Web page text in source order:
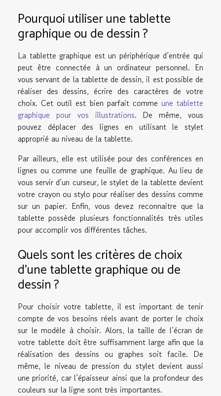
Pourquoi utiliser une tablette
graphique ou de dessin ?
La tablette graphique est un périphérique d’entrée qui
peut être connectée à un ordinateur personnel. En
vous servant de la tablette de dessin, il est possible de
réaliser des dessins, écrire des caractères de votre
choix. Cet outil est bien parfait comme une tablette
graphique pour vos illustrations. De même, vous
pouvez déplacer des lignes en utilisant le stylet
approprié au niveau de la tablette.
Par ailleurs, elle est utilisée pour des conférences en
lignes ou comme une feuille de graphique. Au lieu de
vous servir d’un curseur, le stylet de la tablette devient
votre crayon ou stylo pour réaliser des dessins comme
sur un papier. Enfin, vous devez reconnaitre que la
tablette possède plusieurs fonctionnalités très utiles
pour accomplir vos différentes tâches.
Quels sont les critères de choix
d’une tablette graphique ou de
dessin ?
Pour choisir votre tablette, il est important de tenir
compte de vos besoins réels avant de porter le choix
sur le modèle à choisir. Alors, la taille de l’écran de
votre tablette doit être suffisamment large afin que la
réalisation des dessins ou graphes soit facile. De
même, le niveau de pression du stylet devient aussi
une priorité, car l’épaisseur ainsi que la profondeur des
couleurs sur la ligne sont très importantes.